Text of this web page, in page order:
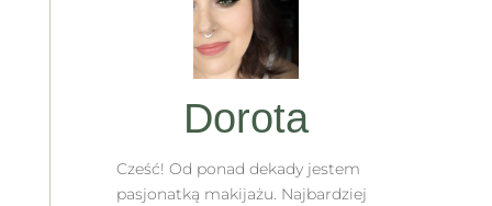
Dorota
Cześć! Od ponad dekady jestem
pasjonatką makijażu. Najbardziej